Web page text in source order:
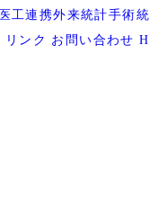
医工連携外来統計手術
リンク お問い合わせ